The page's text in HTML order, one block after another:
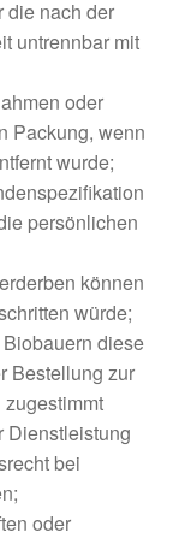
die nach der
untrennbar mit
oder
Packung, wenn
wurde;
persönlichen
können
würde;
diese
Bestellung zur
Dienstleistung
bei
oder